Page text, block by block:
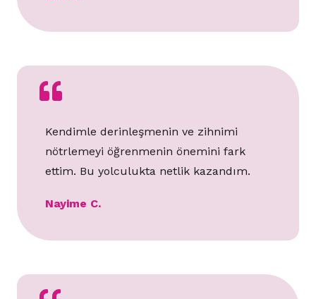
Kendimle derinleşmenin ve zihnimi
nötrlemeyi öğrenmenin önemini fark
ettim. Bu yolculukta netlik kazandım.
Nayime C.